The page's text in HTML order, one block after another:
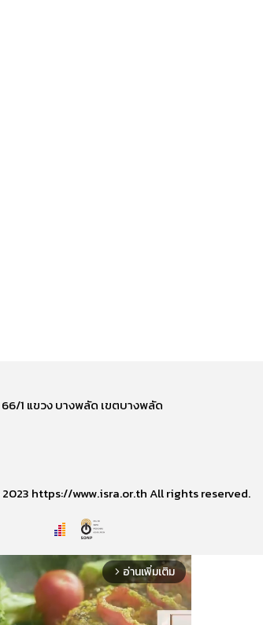
1 แขวง บางพลัด เขตบางพลัด
https://www.isra.or.th All rights reserved.
arrow_forward_ios อ่านเพิ่มเติม